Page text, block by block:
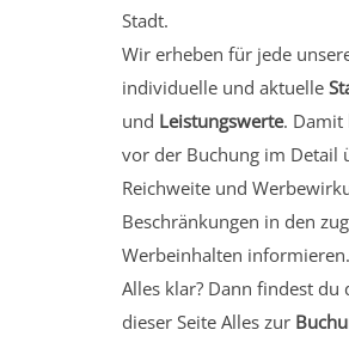
Stadt.
Wir erheben für jede
individuelle und aktuelle
und Leistungswerte. Damit
vor der Buchung im Detail
Reichweite und
Beschränkungen in den
Werbeinhalten informieren.
Alles klar? Dann findest
dieser Seite Alles zur